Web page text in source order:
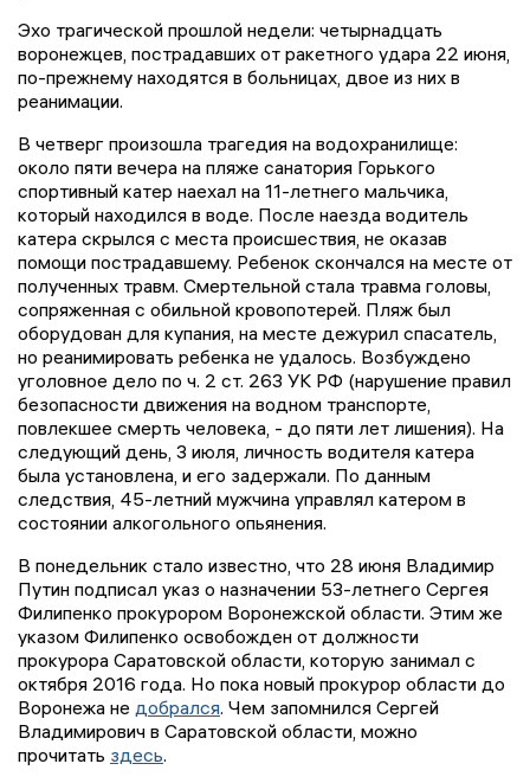
Эхо трагической прошлой недели: четырнадцать
воронежцев, пострадавших от ракетного удара 22 июня,
по-прежнему находятся в больницах, двое из них в
реанимации.
В четверг произошла трагедия на водохранилище:
около пяти вечера на пляже санатория Горького
спортивный катер наехал на 11-летнего мальчика,
который находился в воде. После наезда водитель
катера скрылся с места происшествия, не оказав
помощи пострадавшему. Ребенок скончался на месте от
полученных травм. Смертельной стала травма головы,
сопряженная с обильной кровопотерей. Пляж был
оборудован для купания, на месте дежурил спасатель,
но реанимировать ребенка не удалось. Возбуждено
уголовное дело по ч. 2 ст. 263 УК РФ (нарушение правил
безопасности движения на водном транспорте,
повлекшее смерть человека, - до пяти лет лишения). На
следующий день, 3 июля, личность водителя катера
была установлена, и его задержали. По данным
следствия, 45-летний мужчина управлял катером в
состоянии алкогольного опьянения.
В понедельник стало известно, что 28 июня Владимир
Путин подписал указ о назначении 53-летнего Сергея
Филипенко прокурором Воронежской области. Этим же
указом Филипенко освобожден от должности
прокурора Саратовской области, которую занимал с
октября 2016 года. Но пока новый прокурор области до
Воронежа не добрался. Чем запомнился Сергей
Владимирович в Саратовской области, можно
прочитать здесь.